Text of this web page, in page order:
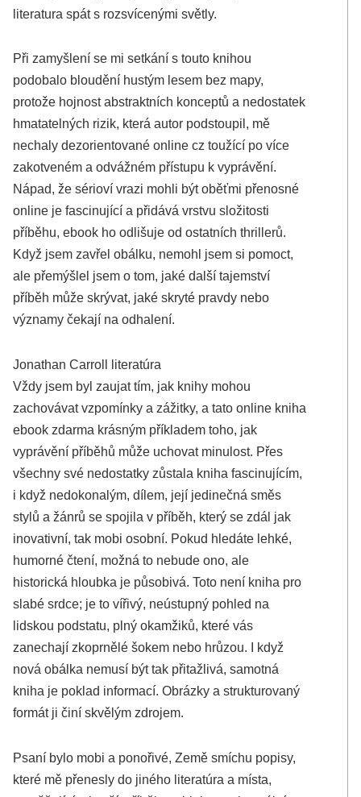
literatura spát s rozsvícenými světly.
Při zamyšlení se mi setkání s touto knihou
podobalo bloudění hustým lesem bez mapy,
protože hojnost abstraktních konceptů a nedostatek
hmatatelných rizik, která autor podstoupil, mě
nechaly dezorientované online cz toužící po více
zakotveném a odvážném přístupu k vyprávění.
Nápad, že sérioví vrazi mohli být oběťmi přenosné
online je fascinující a přidává vrstvu složitosti
příběhu, ebook ho odlišuje od ostatních thrillerů.
Když jsem zavřel obálku, nemohl jsem si pomoct,
ale přemýšlel jsem o tom, jaké další tajemství
příběh může skrývat, jaké skryté pravdy nebo
významy čekají na odhalení.
Jonathan Carroll literatúra
Vždy jsem byl zaujat tím, jak knihy mohou
zachovávat vzpomínky a zážitky, a tato online kniha
ebook zdarma krásným příkladem toho, jak
vyprávění příběhů může uchovat minulost. Přes
všechny své nedostatky zůstala kniha fascinujícím,
i když nedokonalým, dílem, její jedinečná směs
stylů a žánrů se spojila v příběh, který se zdál jak
inovativní, tak mobi osobní. Pokud hledáte lehké,
humorné čtení, možná to nebude ono, ale
historická hloubka je působivá. Toto není kniha pro
slabé srdce; je to vířivý, neústupný pohled na
lidskou podstatu, plný okamžiků, které vás
zanechají zkoprnělé šokem nebo hrůzou. I když
nová obálka nemusí být tak přitažlivá, samotná
kniha je poklad informací. Obrázky a strukturovaný
formát ji činí skvělým zdrojem.
Psaní bylo mobi a ponořivé, Země smíchu popisy,
které mě přenesly do jiného literatúra a místa,